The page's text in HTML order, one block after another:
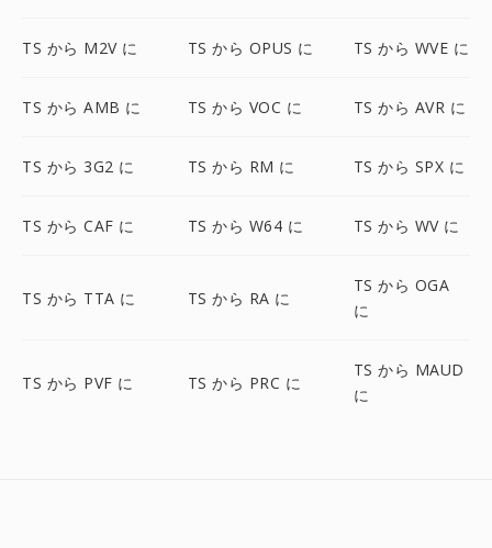
TS から M2V に TS から OPUS に TS から WVE に
TS から AMB に TS から VOC に TS から AVR に
TS から 3G2 に TS から RM に TS から SPX に
TS から CAF に TS から W64 に TS から WV に
TS から TTA に TS から RA に
TS から OGA
に
TS から PVF に TS から PRC に
TS から MAUD
に